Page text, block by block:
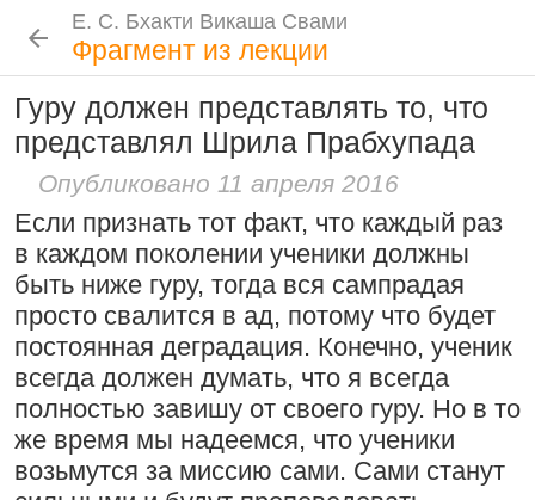
Е. С. Бхакти Викаша Свами
Лекции
Новые История Популярные
Рука в мешочке с чётками более
важна, чем шнур на плече
15:53 |16 ноября 2008|
Намаккал, Тамил Наду,
Индия
Резкие слова для Нараяны
46:40 |1 октября 2008|
Токио, Япония
Е. С. Бхакти Викаша Свами
Фрагмент из лекции
Гуру должен представлять то, что
представлял Шрила Прабхупада
Опубликовано 11 апреля 2016
Если признать тот факт, что каждый раз
в каждом поколении ученики должны
быть ниже гуру, тогда вся сампрадая
просто свалится в ад, потому что будет
постоянная деградация. Конечно, ученик
всегда должен думать, что я всегда
полностью завишу от своего гуру. Но в то
же время мы надеемся, что ученики
возьмутся за миссию сами. Сами станут
Е. С. Бхакти Викаша Свами
Цитаты Шрилы Прабхупады
Сознание Кришны среди яванов и
млеччх
9 августа 2026
Проповеднические принципы, данные
Шри Чайтаньей Махапрабху
6 августа 2026
Следовать по стопам ачарьев
Е. С. Бхакти Викаша Свами
Фотоальбом
Шраванам-киртанам в Васильево 2026
Шрила Прабхупада
Биография | Книги|Цитаты
Лекции и беседы |Подношения
Бхакти Викаша Свами
Биография|Книги|График|
Скачать все лекции
Подношения учеников
Инициация
Общие стандарты|
Требования Махараджа
Видеоканалы
YouTube |ВК Видео|Дзен |RuTube
Ссылки